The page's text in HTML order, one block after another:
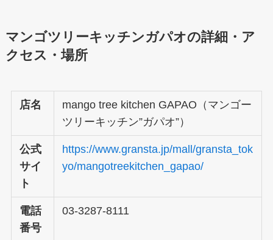
マンゴツリーキッチンガパオの詳細・ア
クセス・場所
店名
mango tree kitchen GAPAO（マンゴー
ツリーキッチン”ガパオ”）
公式
サイ
ト
https://www.gransta.jp/mall/gransta_tok
yo/mangotreekitchen_gapao/
電話
番号
03-3287-8111